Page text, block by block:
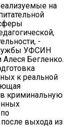
на
-
УФСИН
Бегленко.
к реальной
криминальную
выхода из